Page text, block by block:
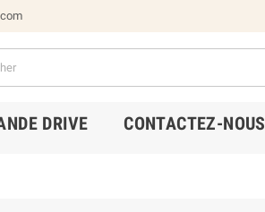
DRIVE CONTACTEZ-NOUS